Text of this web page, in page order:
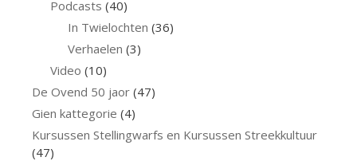
Podcasts (40)
In Twielochten (36)
Verhaelen (3)
Video (10)
De Ovend 50 jaor (47)
Gien kattegorie (4)
Kursussen Stellingwarfs en Kursussen Streekkultuur
(47)